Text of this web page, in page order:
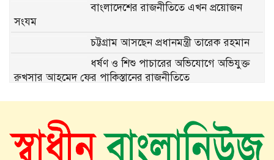
বাংলাদেশের রাজনীতিতে এখন প্রয়োজন
সংযম
চট্টগ্রাম আসছেন প্রধানমন্ত্রী তারেক রহমান
ধর্ষণ ও শিশু পাচারের অভিযোগে অভিযুক্ত
রুখসার আহমেদ ফের পাকিস্তানের রাজনীতিতে
১৫ মাস পর দেশে ফিরছেন ইলিয়াস কাঞ্চন
ভিনিসিয়ুস কি রিয়াল ছাড়ার পথে?